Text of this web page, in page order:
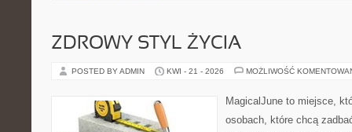
ZDROWY STYL ŻYCIA
POSTED BY ADMIN KWI - 21 - 2026 MOŻLIWOŚĆ
MagicalJune to miejsce,
osobach, które chcą